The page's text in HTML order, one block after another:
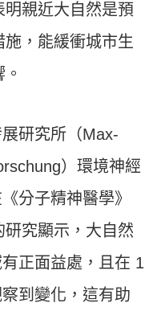
親近大自然是預
施，能緩衝城市生
研究所（Max-
）環境神經
分子精神醫學》
研究顯示，大自然
正面益處，且在 1
到變化，這有助